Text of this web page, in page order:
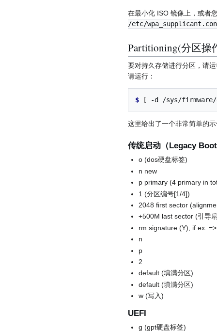
在最小化 ISO 镜像上，或者
/etc/
Partitioning(分区操
要对持久存储进行分区，请
请运行：
$ [ -d /sys/
这里给出了一个非常简单的
传统启动（Legacy
o (dos硬盘标签)
n new
p primary (4 primary in
1 (分区编号[1/4])
2048 first sector
+500M last sector (引导
rm signature (Y), if ex.
n
p
2
default (填满分区)
default (填满分区)
w (写入)
UEFI
g (gpt硬盘标签)